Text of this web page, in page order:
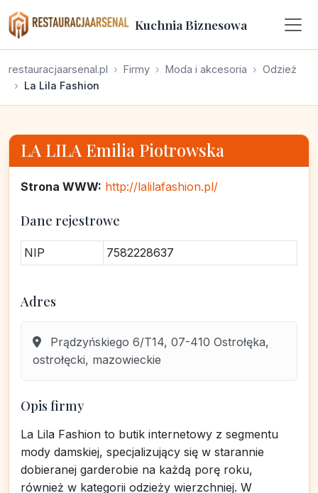
Kuchnia Biznesowa
restauracjaarsenal.pl Firmy Moda i akcesoria
Odzież
La Lila Fashion
LA LILA Emilia Piotrowska
Strona WWW: http://lalilafashion.pl/
Dane rejestrowe
NIP 7582228637
Adres
Prądzyńskiego 6/T14, 07-410 Ostrołęka,
ostrołęcki, mazowieckie
Opis firmy
La Lila Fashion to butik internetowy z segmentu
mody damskiej, specjalizujący się w starannie
dobieranej garderobie na każdą porę roku,
również w kategorii odzieży wierzchniej. W